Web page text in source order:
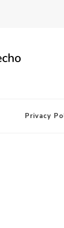
Privacy